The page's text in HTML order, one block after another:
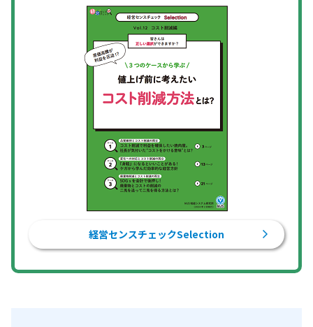
経営センスチェックSelection